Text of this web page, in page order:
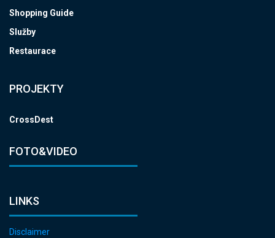
Shopping Guide
Služby
Restaurace
PROJEKTY
CrossDest
FOTO&VIDEO
LINKS
Disclaimer